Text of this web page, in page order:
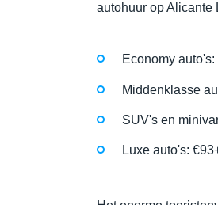
autohuur op Alicante
Economy
Middenklasse
SUV's en
Luxe auto's: